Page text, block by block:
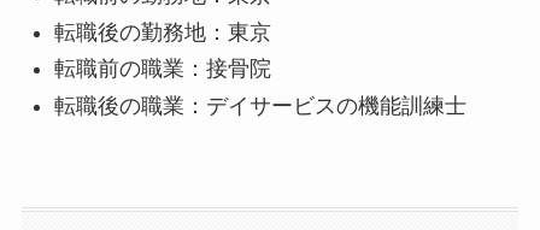
転職後の勤務地：東京
転職前の職業：接骨院
転職後の職業：デイサービスの機能訓練士